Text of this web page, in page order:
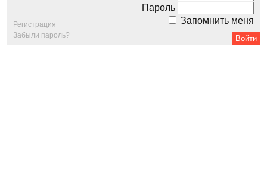
Пароль
Запомнить меня
Регистрация
Забыли пароль?